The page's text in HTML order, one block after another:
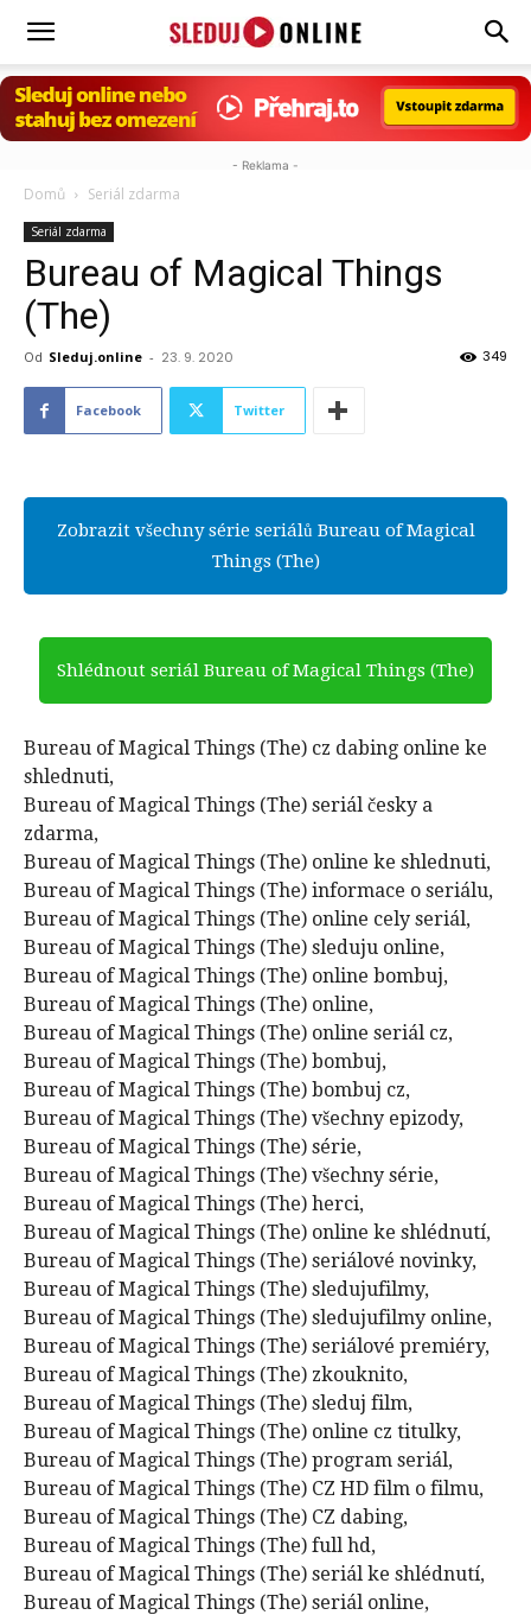
Sleduj.online
- Reklama -
Domů Seriál zdarma
Seriál zdarma
Bureau of Magical Things
(The)
Od Sleduj.online - 23. 9. 2020 349
Facebook Twitter
Zobrazit všechny série seriálů Bureau of Magical
Things (The)
Shlédnout seriál Bureau of Magical Things (The)
Bureau of Magical Things (The) cz dabing online ke
shlednuti,
Bureau of Magical Things (The) seriál česky a
zdarma,
Bureau of Magical Things (The) online ke shlednuti,
Bureau of Magical Things (The) informace o seriálu,
Bureau of Magical Things (The) online cely seriál,
Bureau of Magical Things (The) sleduju online,
Bureau of Magical Things (The) online bombuj,
Bureau of Magical Things (The) online,
Bureau of Magical Things (The) online seriál cz,
Bureau of Magical Things (The) bombuj,
Bureau of Magical Things (The) bombuj cz,
Bureau of Magical Things (The) všechny epizody,
Bureau of Magical Things (The) série,
Bureau of Magical Things (The) všechny série,
Bureau of Magical Things (The) herci,
Bureau of Magical Things (The) online ke shlédnutí,
Bureau of Magical Things (The) seriálové novinky,
Bureau of Magical Things (The) sledujufilmy,
Bureau of Magical Things (The) sledujufilmy online,
Bureau of Magical Things (The) seriálové premiéry,
Bureau of Magical Things (The) zkouknito,
Bureau of Magical Things (The) sleduj film,
Bureau of Magical Things (The) online cz titulky,
Bureau of Magical Things (The) program seriál,
Bureau of Magical Things (The) CZ HD film o filmu,
Bureau of Magical Things (The) CZ dabing,
Bureau of Magical Things (The) full hd,
Bureau of Magical Things (The) seriál ke shlédnutí,
Bureau of Magical Things (The) seriál online,